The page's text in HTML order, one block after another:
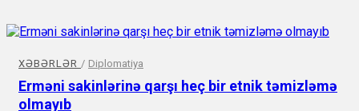
XƏBƏRLƏR / Diplomatiya
Erməni sakinlərinə qarşı heç bir etnik təmizləmə
olmayıb